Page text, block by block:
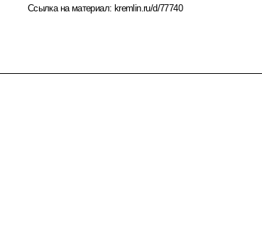
Ссылка на материал: kremlin.ru/d/77740